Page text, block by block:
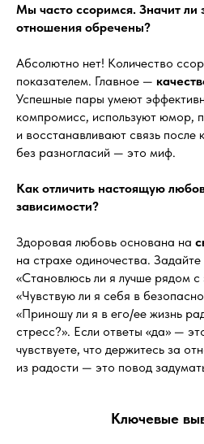
Мы часто ссоримся. Значит ли
отношения обречены?
Абсолютно нет! Количество
показателем. Главное —
Успешные пары умеют
компромисс, используют юмор,
и восстанавливают связь
без разногласий — это миф.
Как отличить настоящую
зависимости?
Здоровая любовь основана на
на страхе одиночества.
«Становлюсь ли я лучше рядом с
«Чувствую ли я себя в
«Приношу ли я в его/ее жизнь
стресс?». Если ответы «да» —
чувствуете, что держитесь за
из радости — это повод
Ключевые